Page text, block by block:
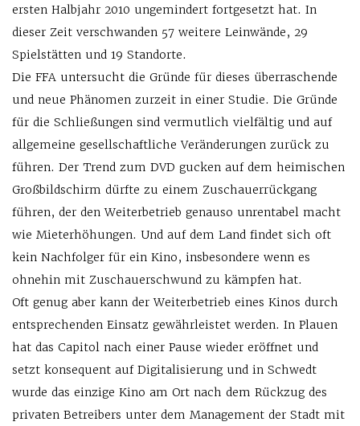
ersten Halbjahr 2010 ungemindert fortgesetzt hat. In
dieser Zeit verschwanden 57 weitere Leinwände, 29
Spielstätten und 19 Standorte.
Die FFA untersucht die Gründe für dieses überraschende
und neue Phänomen zurzeit in einer Studie. Die Gründe
für die Schließungen sind vermutlich vielfältig und auf
allgemeine gesellschaftliche Veränderungen zurück zu
führen. Der Trend zum DVD gucken auf dem heimischen
Großbildschirm dürfte zu einem Zuschauerrückgang
führen, der den Weiterbetrieb genauso unrentabel macht
wie Mieterhöhungen. Und auf dem Land findet sich oft
kein Nachfolger für ein Kino, insbesondere wenn es
ohnehin mit Zuschauerschwund zu kämpfen hat.
Oft genug aber kann der Weiterbetrieb eines Kinos durch
entsprechenden Einsatz gewährleistet werden. In Plauen
hat das Capitol nach einer Pause wieder eröffnet und
setzt konsequent auf Digitalisierung und in Schwedt
wurde das einzige Kino am Ort nach dem Rückzug des
privaten Betreibers unter dem Management der Stadt mit